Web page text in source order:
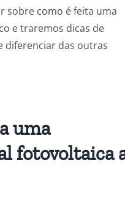
sobre como é feita uma
e traremos dicas de
diferenciar das outras
uma
fotovoltaica